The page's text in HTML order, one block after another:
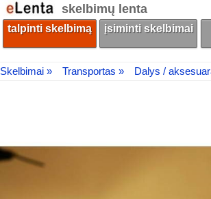
skelbimų lenta
talpinti skelbimą įsiminti skelbimai
Skelbimai » Transportas » Dalys /